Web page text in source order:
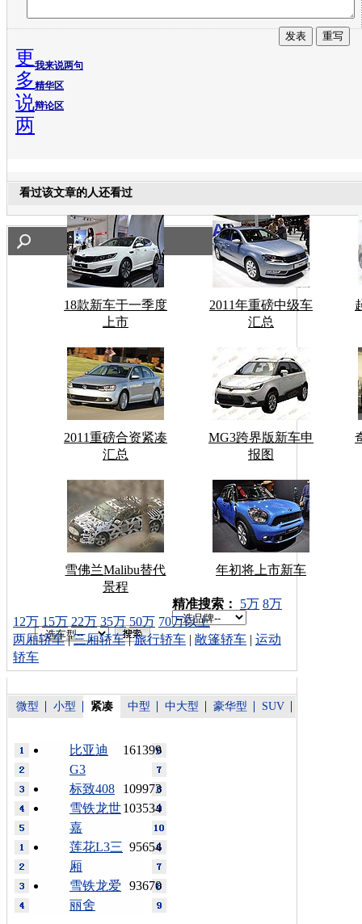
我来说两句
精华区
辩论区
更
多
说
两
看过该文章的人还看过
18款新车于一季度
上市
2011年重磅中级车
汇总
2011重磅合资紧凑
汇总
MG3跨界版新车申
报图
雪佛兰Malibu替代
景程
年初将上市新车
车型搜索：
精准搜索： 5万 8万
12万 15万 22万 35万 50万 70万以上
两厢轿车|三厢轿车|旅行轿车 | 敞篷轿车 | 运动
轿车
微型 小型 紧凑 中型 中大型 豪华型 SUV
161399
比亚迪
G3
109973
标致408
103534
雪铁龙世
嘉
95654
莲花L3三
厢
93670
雪铁龙爱
丽舍